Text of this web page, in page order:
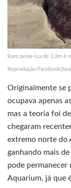
Raro peixe-lua de 2,2m é
Reprodução/
Originalmente se
ocupava apenas
mas a teoria foi
chegaram
extremo norte do
ganhando mais
pode permanecer
Aquarium, já que